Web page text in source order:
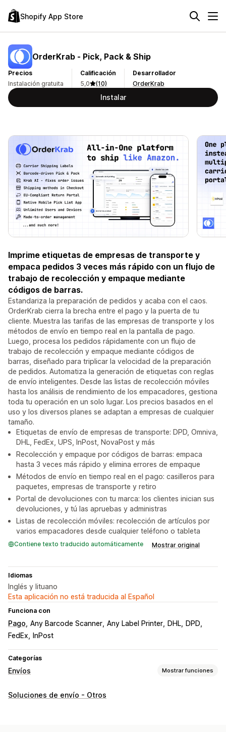
Shopify App Store
OrderKrab ‑ Pick, Pack & Ship
Precios
Instalación gratuita
Calificación
5,0
(10)
Desarrollador
OrderKrab
Instalar
Imprime etiquetas de empresas de transporte y
empaca pedidos 3 veces más rápido con un flujo de
trabajo de recolección y empaque mediante
códigos de barras.
Estandariza la preparación de pedidos y acaba con el caos.
OrderKrab cierra la brecha entre el pago y la puerta de tu
cliente. Muestra las tarifas de las empresas de transporte y los
métodos de envío en tiempo real en la pantalla de pago.
Luego, procesa los pedidos rápidamente con un flujo de
trabajo de recolección y empaque mediante códigos de
barras, diseñado para triplicar la velocidad de la preparación
de pedidos. Automatiza la generación de etiquetas con reglas
de envío inteligentes. Desde las listas de recolección móviles
hasta los análisis de rendimiento de los empacadores, gestiona
toda tu operación en un solo lugar. Los precios basados en el
uso y los diversos planes se adaptan a empresas de cualquier
tamaño.
Etiquetas de envío de empresas de transporte: DPD, Omniva,
DHL, FedEx, UPS, InPost, NovaPost y más
Recolección y empaque por códigos de barras: empaca
hasta 3 veces más rápido y elimina errores de empaque
Métodos de envío en tiempo real en el pago: casilleros para
paquetes, empresas de transporte y retiro
Portal de devoluciones con tu marca: los clientes inician sus
devoluciones, y tú las apruebas y administras
Listas de recolección móviles: recolección de artículos por
varios empacadores desde cualquier teléfono o tableta
Contiene texto traducido automáticamente Mostrar original
Idiomas
Inglés y lituano
Esta aplicación no está traducida al Español
Funciona con
Pago Any Barcode Scanner Any Label Printer DHL
DPD
FedEx
InPost
Categorías
Envíos Mostrar funciones
Etiquetas y embalaje
Soluciones de envío - Otros